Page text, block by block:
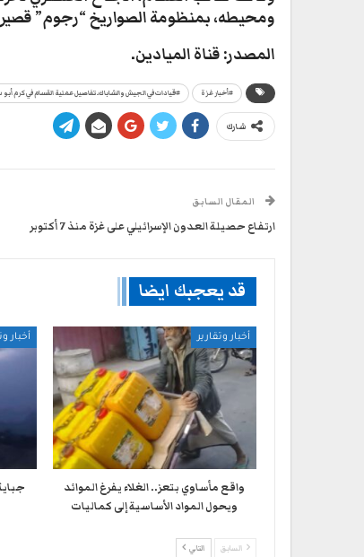
ومحيطه، بمنظومة الصواريخ “رجوم” قصيرة المدى من عيار 114
المصدر: قناة الميادين.
#أخبار غزة #قيادات في الجيش والشاباك.. تفاصيل عملية القسام في كرم أبو
شارك
المقال السابق
ارتفاع حصيلة العدون الإسرائيلي على غزة منذ 7 أكتوبر
قد يعجبك ايضا
أخبار وتقارير
واقع مأساوي بتعز.. الغلاء يفرغ الموائد
ويحول المواد الأساسية إلى كماليات
أخبار
السابق التالي